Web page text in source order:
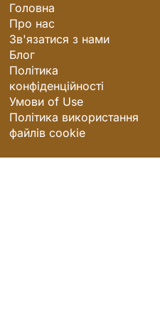
Головна
Про нас
Зв'язатися з нами
Блог
Політика
конфіденційності
Умови of Use
Політика використання
файлів cookie